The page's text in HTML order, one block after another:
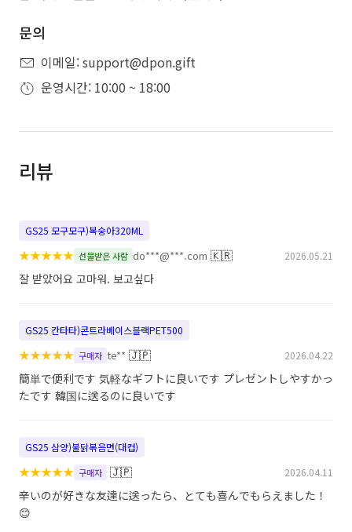
문의
이메일: support@dpon.gift
운영시간: 10:00 ~ 18:00
리뷰
GS25 모구모구)복숭아320ML
★★★★★ 선물받은 사람 do***@***.com 🇰🇷 2026.05.21
잘 받았어요 고마워. 보고싶다
GS25 칸타타)콘트라베이스블랙PET500
★★★★★ 구매자 te** 🇯🇵 2026.04.22
簡単で便利です 気軽なギフトに良いです プレゼントしやすかっ
たです 韓国に送るのに良いです
GS25 삼양)불닭볶음면(대컵)
★★★★★ 구매자 🇯🇵 2026.04.11
辛いのが好きな友達に送ったら、とても喜んでもらえました！
😊